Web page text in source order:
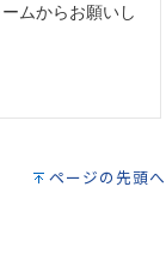
ページの先頭へ